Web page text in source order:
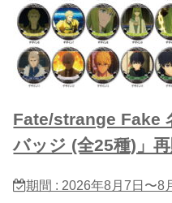
Fate/strange Fake
バッジ (全25種)」
期間 : 2026年8月7日〜8